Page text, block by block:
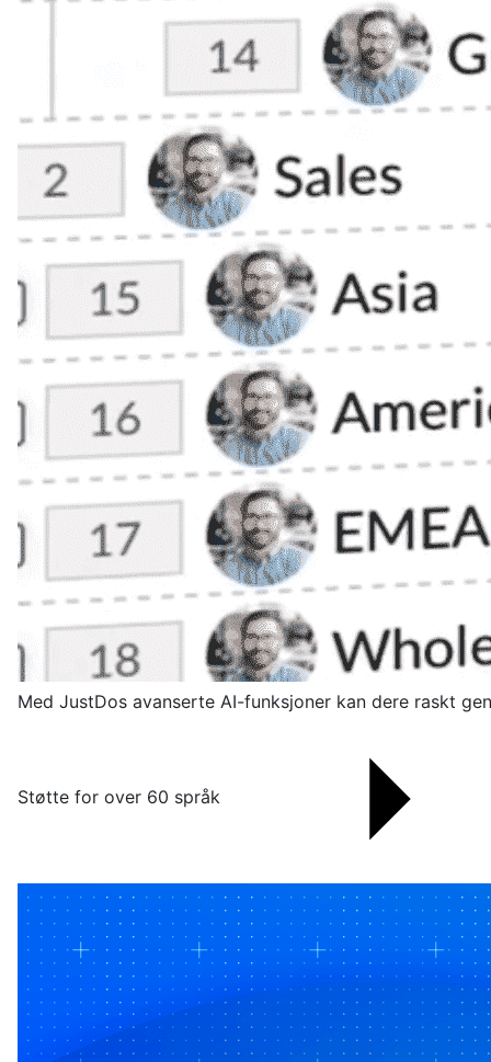
Med JustDos avanserte AI-funksjoner kan dere raskt
Støtte for over 60 språk